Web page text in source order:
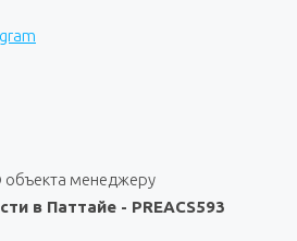
объекта менеджеру
в Паттайе - PREACS593